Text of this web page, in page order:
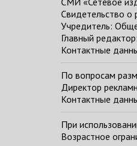
Свидетельство
Учредитель:
Главный редактор:
Контактные
По вопросам
Директор
Контактные
При
Возрастное